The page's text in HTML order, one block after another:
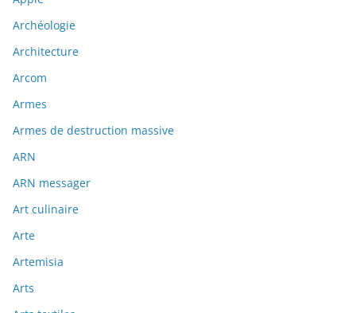
Archéologie
Architecture
Arcom
Armes
Armes de destruction massive
ARN
ARN messager
Art culinaire
Arte
Artemisia
Arts